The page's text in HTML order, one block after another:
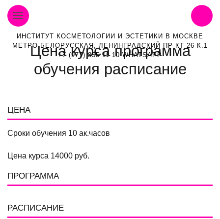
ИНСТИТУТ КОСМЕТОЛОГИИ И ЭСТЕТИКИ В МОСКВЕ
МЕТРО БЕЛОРУССКАЯ, ЛЕНИНГРАДСКИЙ ПР-КТ 26 К.1
+7 (977) 855 11 10 WHATSAPP
Цена курса программа
обучения расписание
ЦЕНА
Сроки обучения 10 ак.часов
Цена курса 14000 руб.
ПРОГРАММА
РАСПИСАНИЕ